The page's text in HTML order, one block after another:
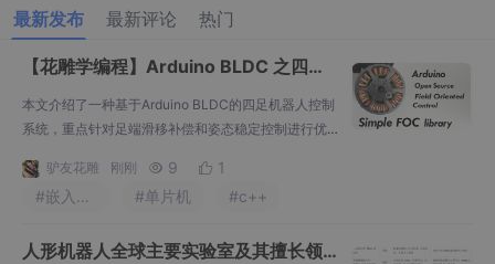
最新发布 最新评论 热门
【花雕学编程】Arduino BLDC 之四足B
LDC机器人（足端滑移补偿+姿态稳定控
制）
本文介绍了一种基于Arduino BLDC的四足机器人控制
系统，重点针对足端滑移补偿和姿态稳定控制进行优
实时检测足端滑移状态，并采用动力学层面的滑移补
偿与力矩重分配策略。当检测到支撑足发生非预期位
型预测控制重新规划质心轨迹和落足点。文章详细阐
驴友花雕 刚刚  9  1
#嵌入式硬件
#单片机 #c++
人形机器人全球主要实验室及其擅长领